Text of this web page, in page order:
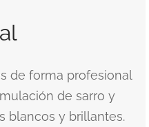
de forma profesional
de sarro y
blancos y brillantes.